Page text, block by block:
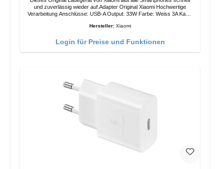
und zuverlässig wieder auf.Adapter Original Xiaomi Hochwertige
Verarbeitung Anschlüsse: USB-A Output: 33W Farbe: Weiss 3A Kabel
Hersteller: Xiaomi
Login für Preise und Funktionen